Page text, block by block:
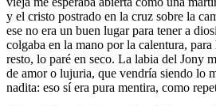
y el cristo postrado en la cruz sobre la
ese no era un buen lugar para tener a
colgaba en la mano por la calentura,
resto, lo paré en seco. La labia del Jony
de amor o lujuria, que vendría siendo lo
nadita: eso sí era pura mentira, como